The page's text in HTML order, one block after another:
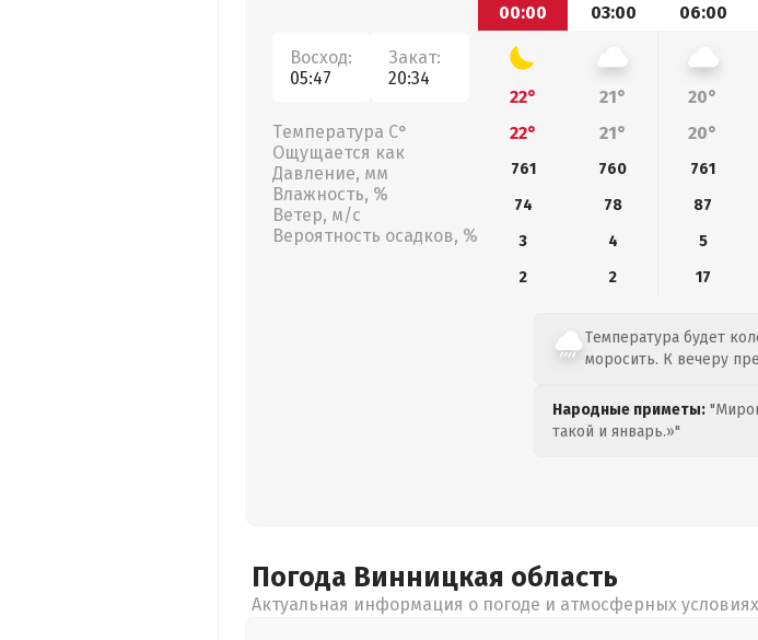
Восход:
05:47
Закат:
20:34
Температура С°
Ощущается как
Давление, мм
Влажность, %
Ветер, м/с
Вероятность осадков, %
00:00
03:00 06:00
22° 21° 20°
22°
21° 20°
761 760 761
74
78 87
3
4 5
2
2 17
Температура будет
моросить. К вечеру
Народные приметы:
такой и январь.»"
Погода Винницкая область
Актуальная информация о погоде и атмосферных